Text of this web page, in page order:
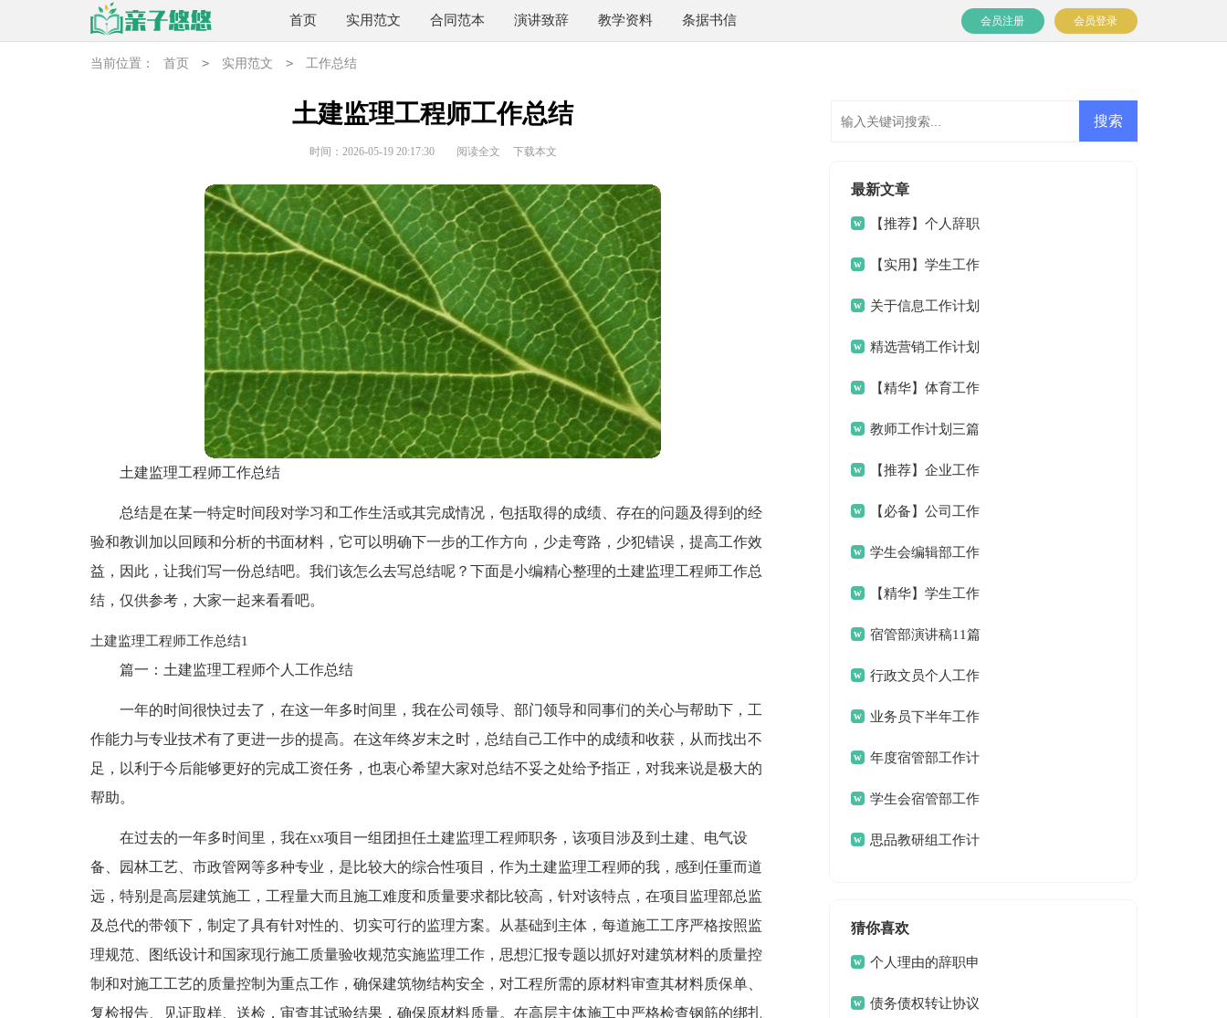
首页 实用范文 合同范本 演讲致辞 教学资料 条据书信 会员登录
会员注册
当前位置： 首页 > 实用范文 > 工作总结
土建监理工程师工作总结
时间：2026-05-19 20:17:30 阅读全文 下载本文
土建监理工程师工作总结
总结是在某一特定时间段对学习和工作生活或其完成情况，包括取得的成绩、存在的问题及得到的经
验和教训加以回顾和分析的书面材料，它可以明确下一步的工作方向，少走弯路，少犯错误，提高工作效
益，因此，让我们写一份总结吧。我们该怎么去写总结呢？下面是小编精心整理的土建监理工程师工作总
结，仅供参考，大家一起来看看吧。
土建监理工程师工作总结1
篇一：土建监理工程师个人工作总结
一年的时间很快过去了，在这一年多时间里，我在公司领导、部门领导和同事们的关心与帮助下，工
作能力与专业技术有了更进一步的提高。在这年终岁末之时，总结自己工作中的成绩和收获，从而找出不
足，以利于今后能够更好的完成工资任务，也衷心希望大家对总结不妥之处给予指正，对我来说是极大的
帮助。
在过去的一年多时间里，我在xx项目一组团担任土建监理工程师职务，该项目涉及到土建、电气设
备、园林工艺、市政管网等多种专业，是比较大的综合性项目，作为土建监理工程师的我，感到任重而道
远，特别是高层建筑施工，工程量大而且施工难度和质量要求都比较高，针对该特点，在项目监理部总监
及总代的带领下，制定了具有针对性的、切实可行的监理方案。从基础到主体，每道施工工序严格按照监
理规范、图纸设计和国家现行施工质量验收规范实施监理工作，思想汇报专题以抓好对建筑材料的质量控
制和对施工工艺的质量控制为重点工作，确保建筑物结构安全，对工程所需的原材料审查其材料质保单、
复检报告、见证取样、送检，审查其试验结果，确保原材料质量。在高层主体施工中严格检查钢筋的绑扎
最新文章
【推荐】个人辞职
申请书【实用】学生工作
计划7篇
关于信息工作计划
三篇精选营销工作计划
四篇【精华】体育工作
计划三篇
教师工作计划三篇
【推荐】企业工作
计划3篇【必备】公司工作
计划4篇
学生会编辑部工作
计划【精华】学生工作
计划3篇
宿管部演讲稿11篇
行政文员个人工作
计划10篇
业务员下半年工作
计划10篇
年度宿管部工作计
划 学生会宿管部工作
计划思品教研组工作计
猜你喜欢
个人理由的辞职申
请书债务债权转让协议